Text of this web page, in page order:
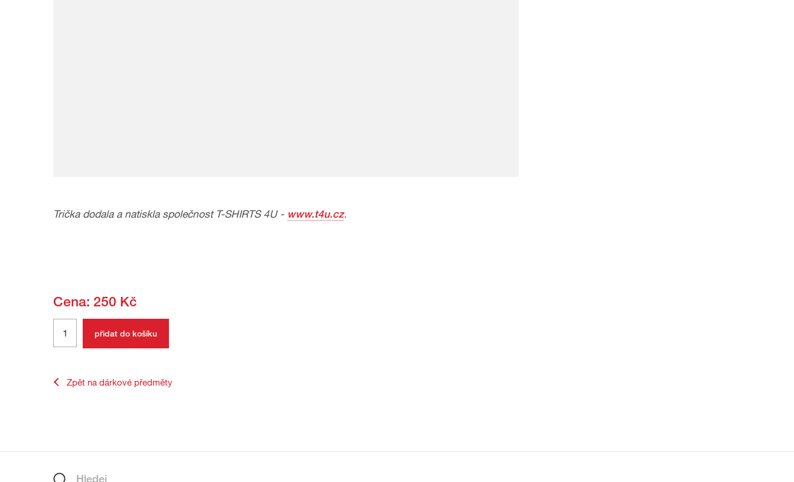
Trička dodala a natiskla společnost T-SHIRTS 4U - www.t4u.cz.
Cena: 250 Kč
Zpět na dárkové předměty
HledáníHledej